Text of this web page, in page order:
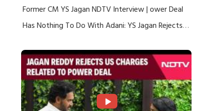
Former CM YS Jagan NDTV Interview | ower Deal
Has Nothing To Do With Adani: YS Jagan Rejects